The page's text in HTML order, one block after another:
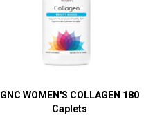
GNC WOMEN'S COLLAGEN 180
Caplets